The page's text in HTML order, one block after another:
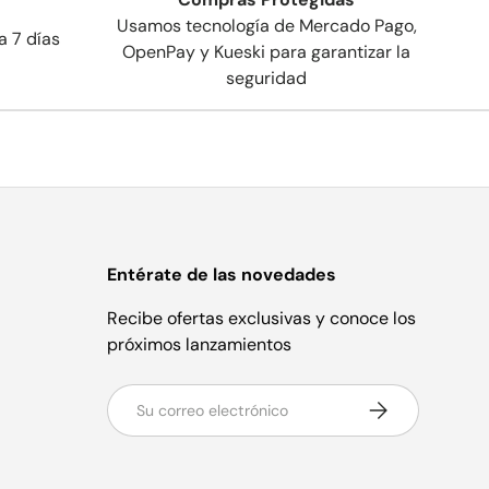
7 días
Usamos tecnología de Mercado Pago,
OpenPay y Kueski para garantizar la
seguridad
Entérate de las novedades
Recibe ofertas exclusivas y conoce los
próximos lanzamientos
Correo electrónico Suscribirse